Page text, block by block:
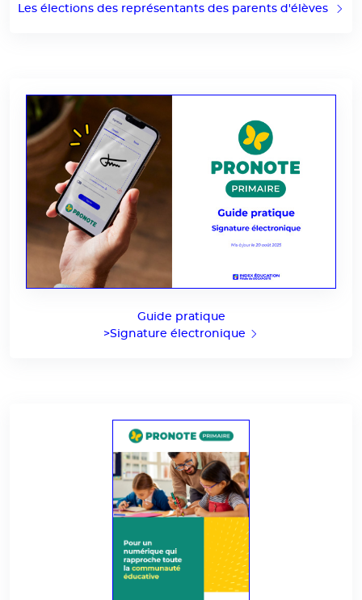
Les élections des représentants des parents d'élèves
Guide pratique
>Signature électronique